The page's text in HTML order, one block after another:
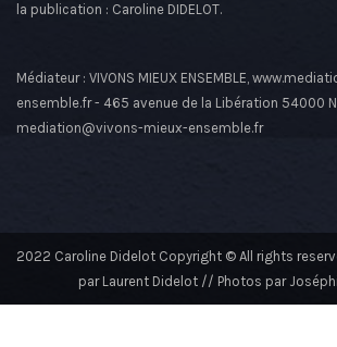
la publication : Caroline DIDELOT.
Médiateur : VIVONS MIEUX ENSEMBLE,
ensemble.fr - 465 avenue de la Libération 54000
mediation@vivons-mieux-ensemble.fr
2022 Caroline Didelot Copyright © All rights
par Laurent Didelot // Photos par